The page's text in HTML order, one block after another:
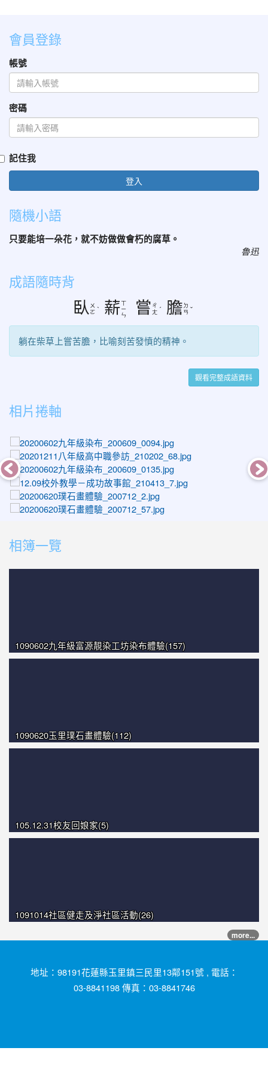
會員登錄
帳號
密碼
記住我
登入
隨機小語
只要能培一朵花，就不妨做做會朽的腐草。
魯迅
成語隨時背
臥 ㄨ
ㄛ ˋ 薪ㄒ
ㄧ
ㄣ
嘗 ㄔ
ㄤ ˊ 膽 ㄉ
ㄢ ˇ
躺在柴草上嘗苦膽，比喻刻苦發憤的精神。
觀看完整成語資料
相片捲軸
photo-1160
photo-1202
相簿一覽
1090602九年級富源靚染工坊染布體驗(157)
1090620玉里璞石畫體驗(112)
105.12.31校友回娘家(5)
1091014社區健走及淨社區活動(26)
more...
地址：98191花蓮縣玉里鎮三民里13鄰151號 , 電話：
03-8841198 傳真：03-8841746